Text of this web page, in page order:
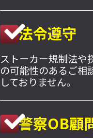
法令遵守
ストーカー規制法や
の可能性のあるご相
しておりません。
警察OB顧